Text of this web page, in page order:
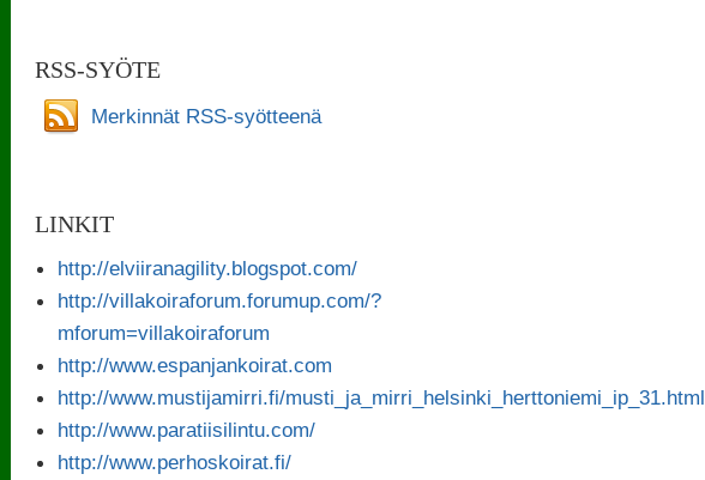
RSS-SYÖTE
Merkinnät RSS-syötteenä
LINKIT
http://elviiranagility.blogspot.com/
http://villakoiraforum.forumup.com/?
mforum=villakoiraforum
http://www.espanjankoirat.com
http://www.mustijamirri.fi/musti_ja_mirri_helsinki_herttoniemi_ip_31.html
http://www.paratiisilintu.com/
http://www.perhoskoirat.fi/